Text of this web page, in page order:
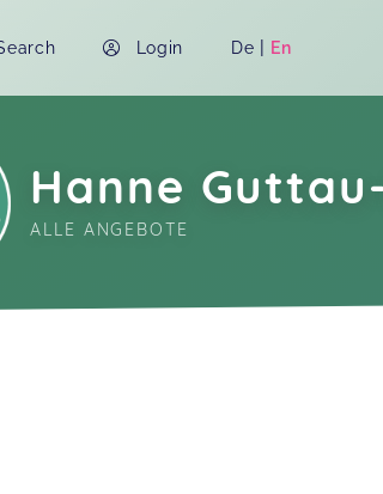
Login De | En
Hanne
ALLE ANGEBOTE